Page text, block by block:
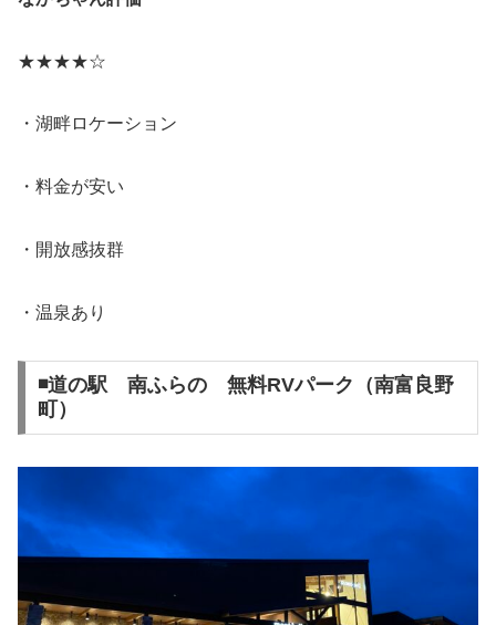
★★★★☆
・湖畔ロケーション
・料金が安い
・開放感抜群
・温泉あり
◾️道の駅 南ふらの 無料RVパーク（南富良野
町）